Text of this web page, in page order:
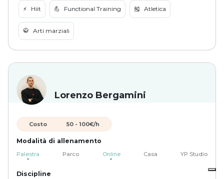
⚡️ Hiit 💪 Functional Training 🎽 Atletica
🥋 Arti marziali
Lorenzo Bergamini
Costo 50 -100€/h
Modalità di allenamento
Palestra Parco Online Casa YP Studio
Discipline